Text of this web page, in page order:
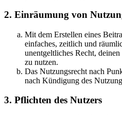
2. Einräumung von
Mit dem Erstellen eines
einfaches, zeitlich und
unentgeltliches Recht,
zu nutzen.
Das Nutzungsrecht nach
nach Kündigung des
3. Pflichten des Nutzers